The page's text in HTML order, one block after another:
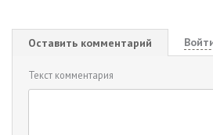
Оставить комментарий
Текст комментария